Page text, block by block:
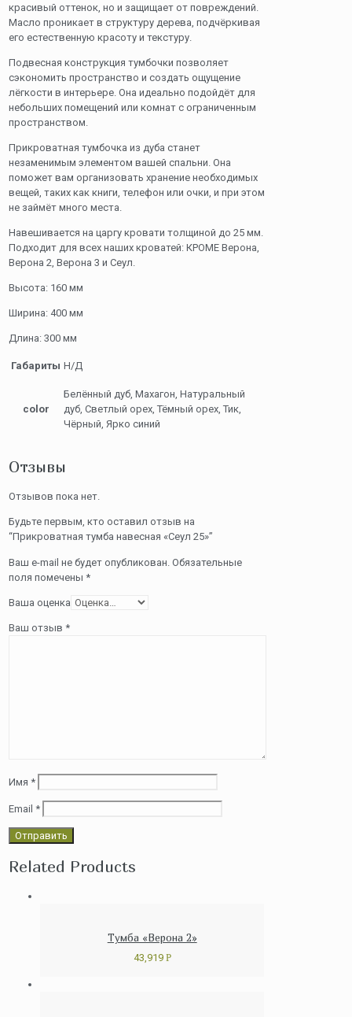
красивый оттенок, но и защищает от повреждений.
Масло проникает в структуру дерева, подчёркивая
его естественную красоту и текстуру.
Подвесная конструкция тумбочки позволяет
сэкономить пространство и создать ощущение
лёгкости в интерьере. Она идеально подойдёт для
небольших помещений или комнат с ограниченным
пространством.
Прикроватная тумбочка из дуба станет
незаменимым элементом вашей спальни. Она
поможет вам организовать хранение необходимых
вещей, таких как книги, телефон или очки, и при этом
не займёт много места.
Навешивается на царгу кровати толщиной до 25 мм.
Подходит для всех наших кроватей: КРОМЕ Верона,
Верона 2, Верона 3 и Сеул.
Высота: 160 мм
Ширина: 400 мм
Длина: 300 мм
Габариты Н/Д
color
Белённый дуб, Махагон, Натуральный
дуб, Светлый орех, Тёмный орех, Тик,
Чёрный, Ярко синий
Отзывы
Отзывов пока нет.
Будьте первым, кто оставил отзыв на
“Прикроватная тумба навесная «Сеул 25»”
Ваш e-mail не будет опубликован. Обязательные
поля помечены*
Ваша оценка
Ваш отзыв*
Имя*
Email*
Related Products
Тумба «Верона 2»
43,919 Р